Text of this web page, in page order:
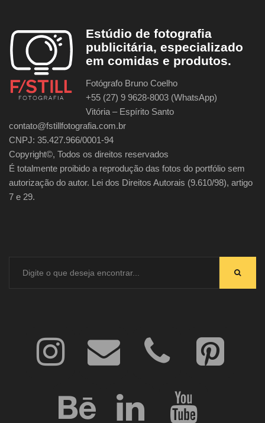
Estúdio de fotografia
publicitária, especializado
em comidas e produtos.
Fotógrafo Bruno Coelho
+55 (27) 9 9628-8003 (WhatsApp)
Vitória – Espírito Santo
contato@fstillfotografia.com.br
CNPJ: 35.427.966/0001-94
Copyright©, Todos os direitos reservados
É totalmente proibido a reprodução das fotos do portfólio sem
autorização do autor. Lei dos Direitos Autorais (9.610/98), artigo
7 e 29.